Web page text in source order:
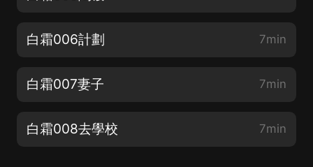
白霜006計劃 7min
白霜007妻子 7min
白霜008去學校 7min